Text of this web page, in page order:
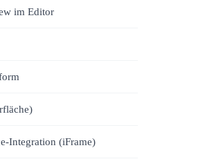
im Editor
Integration (iFrame)